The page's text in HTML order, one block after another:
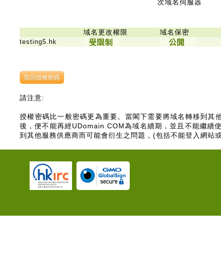
次域名伺服器
域名更改權限 域名保密
testing5.hk
請注意:
授權密碼比一般密碼更為重要。當閣下需要將域名轉移到
後，便不能再經UDomain.COM為域名續期，並且不能繼續
到其他服務供應商而可能會衍生之問題，(包括不能登入網